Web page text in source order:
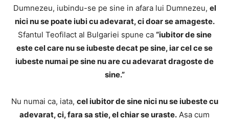
Dumnezeu, iubindu-se pe sine in afara lui Dumnezeu, el
nici nu se poate iubi cu adevarat, ci doar se amageste.
Sfantul Teofilact al Bulgariei spune ca “iubitor de sine
este cel care nu se iubeste decat pe sine, iar cel ce se
iubeste numai pe sine nu are cu adevarat dragoste de
sine.”
Nu numai ca, iata, cel iubitor de sine nici nu se iubeste cu
adevarat, ci, fara sa stie, el chiar se uraste. Asa cum